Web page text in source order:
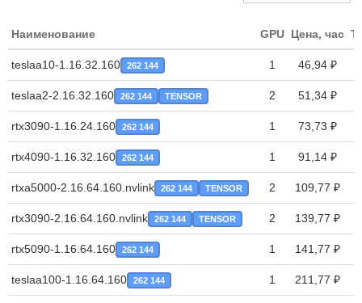
Наименование GPU Цена, час
teslaa10-1.16.32.160 262 144 1 46,94 ₽
teslaa2-2.16.32.160 262 144 TENSOR 2 51,34 ₽
rtx3090-1.16.24.160 262 144 1 73,73 ₽
rtx4090-1.16.32.160 262 144 1 91,14 ₽
rtxa5000-2.16.64.160.nvlink 262 144 TENSOR 2 109,77 ₽
rtx3090-2.16.64.160.nvlink 262 144 TENSOR 2 139,77 ₽
rtx5090-1.16.64.160 262 144 1 141,77 ₽
teslaa100-1.16.64.160 262 144 1 211,77 ₽